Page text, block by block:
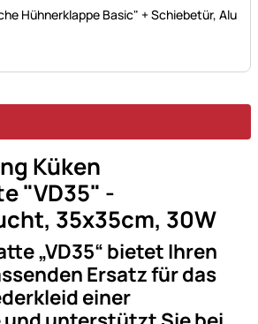
Hühnerklappe Basic" + Schiebetür, Alu
Küken
"VD35" -
35x35cm, 30W
„VD35“ bietet Ihren
Ersatz für das
einer